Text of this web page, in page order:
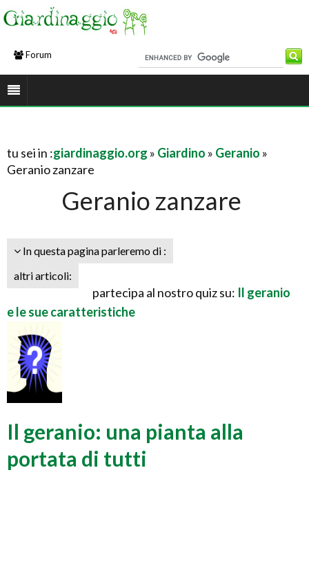
Forum
tu sei in :giardinaggio.org » Giardino » Geranio »
Geranio zanzare
Geranio zanzare
In questa pagina parleremo di :
altri articoli:
partecipa al nostro quiz su: Il geranio
e le sue caratteristiche
Il geranio: una pianta alla
portata di tutti